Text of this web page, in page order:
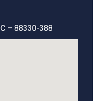
– 88330-388